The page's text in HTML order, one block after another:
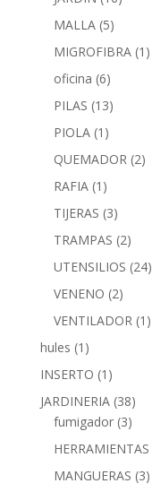
MALLA (5)
MIGROFIBRA (1)
oficina (6)
PILAS (13)
PIOLA (1)
QUEMADOR (2)
RAFIA (1)
TIJERAS (3)
TRAMPAS (2)
UTENSILIOS (24)
VENENO (2)
VENTILADOR (1)
hules (1)
INSERTO (1)
JARDINERIA (38)
fumigador (3)
HERRAMIENTAS
MANGUERAS (3)